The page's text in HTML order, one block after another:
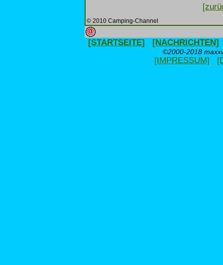
© 2010 Camping-Channel
[STARTSEITE] [NACHRICHTEN]
©2000-2018
[IMPRESSUM]